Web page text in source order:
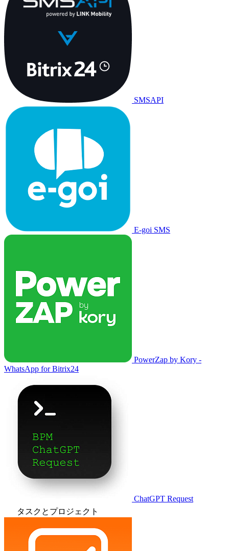
SMSAPI
E-goi SMS
PowerZap by Kory -
WhatsApp for Bitrix24
ChatGPT Request
タスクとプロジェクト